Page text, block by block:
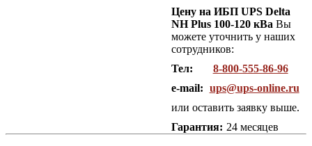
Цену на ИБП UPS Delta
NH Plus 100-120 кВа Вы
можете уточнить у наших
сотрудников:
Тел:
8-800-555-86-96
e-mail: ups@ups-online.ru
или оставить заявку выше.
Гарантия: 24 месяцев